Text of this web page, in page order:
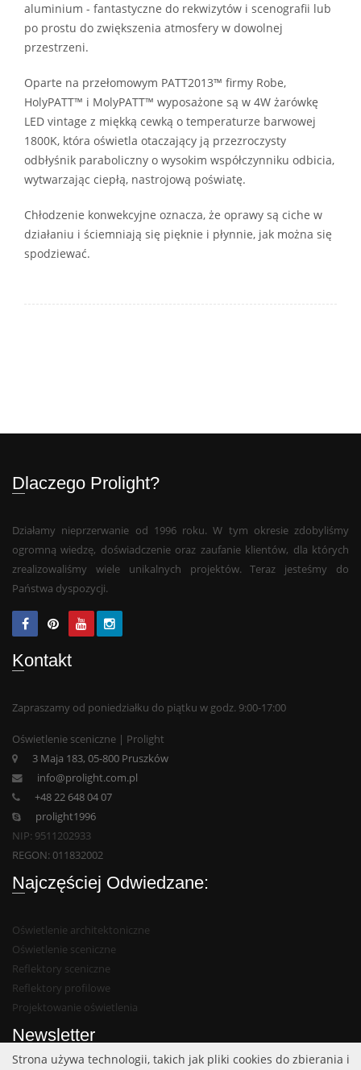
aluminium - fantastyczne do rekwizytów i scenografii lub
po prostu do zwiększenia atmosfery w dowolnej
przestrzeni.
Oparte na przełomowym PATT2013™ firmy Robe,
HolyPATT™ i MolyPATT™ wyposażone są w 4W żarówkę
LED vintage z miękką cewką o temperaturze barwowej
1800K, która oświetla otaczający ją przezroczysty
odbłyśnik paraboliczny o wysokim współczynniku odbicia,
wytwarzając ciepłą, nastrojową poświatę.
Chłodzenie konwekcyjne oznacza, że oprawy są ciche w
działaniu i ściemniają się pięknie i płynnie, jak można się
spodziewać.
Dlaczego Prolight?
Działamy nieprzerwanie od 1996 roku. W tym okresie zdobyliśmy
ogromną wiedzę, doświadczenie oraz zaufanie klientów, dla których
zrealizowaliśmy wiele unikalnych projektów. Teraz jesteśmy do
Państwa dyspozycji.
Kontakt
Zapraszamy od poniedziałku do piątku w godz. 9:00-17:00
Oświetlenie sceniczne | Prolight
3 Maja 183, 05-800 Pruszków
info@prolight.com.pl
+48 22 648 04 07
prolight1996
NIP: 9511202933
REGON: 011832002
Najczęściej Odwiedzane:
Oświetlenie architektoniczne
Oświetlenie sceniczne
Reflektory sceniczne
Reflektory profilowe
Projektowanie oświetlenia
Newsletter
Strona używa technologii, takich jak pliki cookies do zbierania i